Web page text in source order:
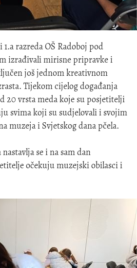
razreda OŠ Radoboj pod
izrađivali mirisne pripravke i
još jednom kreativnom
Tijekom cijelog događanja
20 vrsta meda koje su posjetitelji
svima koji su sudjelovali i svojim
muzeja i Svjetskog dana pčela.
se i na sam dan
očekuju muzejski obilasci i